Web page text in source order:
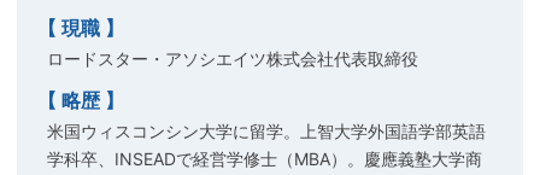
【 現職 】
ロードスター・アソシエイツ株式会社代表取締役
【 略歴 】
米国ウィスコンシン大学に留学。上智大学外国語学部英語
学科卒、INSEADで経営学修士（MBA）。慶應義塾大学商